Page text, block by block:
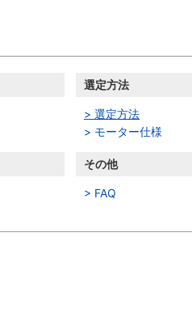
選定方法
> 選定方法
> モーター仕様
その他
> FAQ